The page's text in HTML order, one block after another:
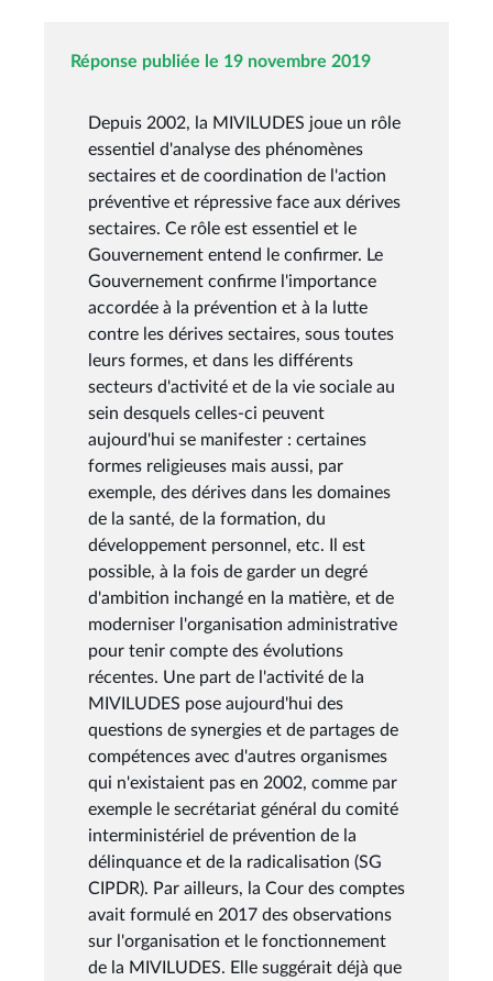
Réponse publiée le 19 novembre 2019
Depuis 2002, la MIVILUDES joue un rôle
essentiel d'analyse des phénomènes
sectaires et de coordination de l'action
préventive et répressive face aux dérives
sectaires. Ce rôle est essentiel et le
Gouvernement entend le confirmer. Le
Gouvernement confirme l'importance
accordée à la prévention et à la lutte
contre les dérives sectaires, sous toutes
leurs formes, et dans les différents
secteurs d'activité et de la vie sociale au
sein desquels celles-ci peuvent
aujourd'hui se manifester : certaines
formes religieuses mais aussi, par
exemple, des dérives dans les domaines
de la santé, de la formation, du
développement personnel, etc. Il est
possible, à la fois de garder un degré
d'ambition inchangé en la matière, et de
moderniser l'organisation administrative
pour tenir compte des évolutions
récentes. Une part de l'activité de la
MIVILUDES pose aujourd'hui des
questions de synergies et de partages de
compétences avec d'autres organismes
qui n'existaient pas en 2002, comme par
exemple le secrétariat général du comité
interministériel de prévention de la
délinquance et de la radicalisation (SG
CIPDR). Par ailleurs, la Cour des comptes
avait formulé en 2017 des observations
sur l'organisation et le fonctionnement
de la MIVILUDES. Elle suggérait déjà que